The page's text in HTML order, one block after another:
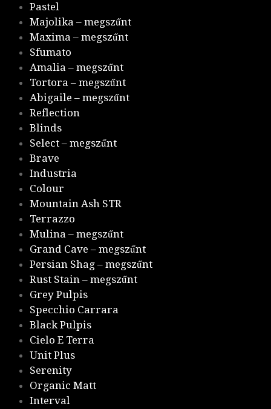
Pastel
Majolika – megszűnt
Maxima – megszűnt
Sfumato
Amalia – megszűnt
Tortora – megszűnt
Abigaile – megszűnt
Reflection
Blinds
Select – megszűnt
Brave
Industria
Colour
Mountain Ash STR
Terrazzo
Mulina – megszűnt
Grand Cave – megszűnt
Persian Shag – megszűnt
Rust Stain – megszűnt
Grey Pulpis
Specchio Carrara
Black Pulpis
Cielo E Terra
Unit Plus
Serenity
Organic Matt
Interval